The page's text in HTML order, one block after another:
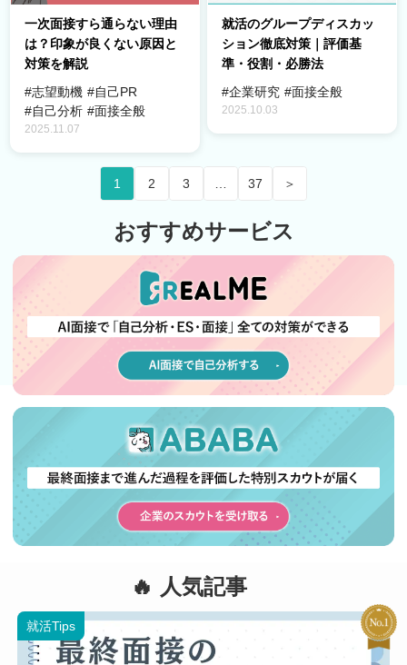
一次面接すら通らない理由
は？印象が良くない原因と
対策を解説
#志望動機 #自己PR
#自己分析 #面接全般
2025.11.07
就活のグループディスカッ
ション徹底対策｜評価基
準・役割・必勝法
#企業研究 #面接全般
2025.10.03
1 2 3 … 37 ＞
おすすめサービス
人気記事
就活Tips